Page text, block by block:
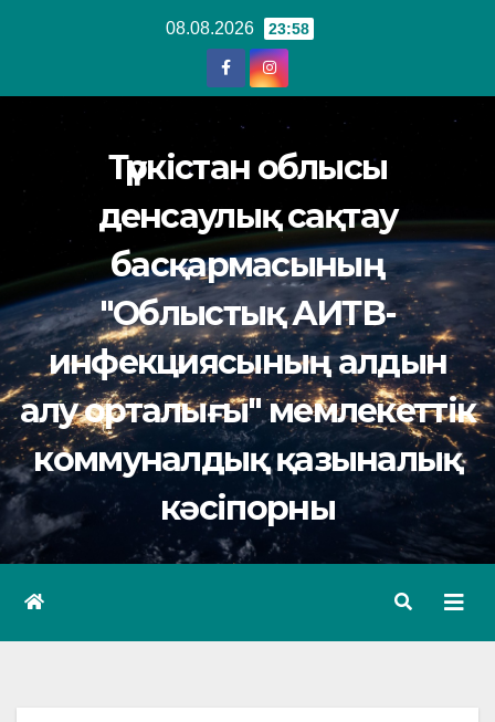
08.08.2026 23:58
Түркістан облысы
денсаулық сақтау
басқармасының
"Облыстық АИТВ-
инфекциясының алдын
алу орталығы" мемлекеттік
коммуналдық қазыналық
кәсіпорны